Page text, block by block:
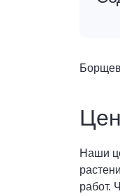
Наши
работ.